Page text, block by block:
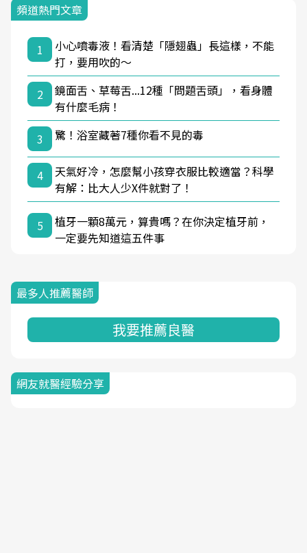
頻道熱門文章
1
小心噴毒液！看清楚「隱翅蟲」長這樣，不能
打，要用吹的～
2
鏡面舌、草莓舌...12種「問題舌頭」，看身體
有什麼毛病！
3
驚！浴室藏著7種你看不見的毒
4
天氣好冷，怎麼幫小孩穿衣服比較適當？科學
有解：比大人少X件就對了！
5
植牙一顆8萬元，算貴嗎？在你決定植牙前，
一定要先知道這五件事
最多人推薦醫師
我要推薦良醫
網友就醫經驗分享